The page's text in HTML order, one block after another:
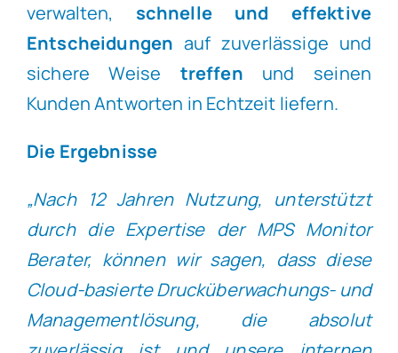
verwalten, schnelle und effektive
Entscheidungen auf zuverlässige und
sichere Weise treffen und seinen
Kunden Antworten in Echtzeit liefern.
Die Ergebnisse
„Nach 12 Jahren Nutzung, unterstützt
durch die Expertise der MPS Monitor
Berater, können wir sagen, dass diese
Cloud-basierte Drucküberwachungs- und
Managementlösung, die absolut